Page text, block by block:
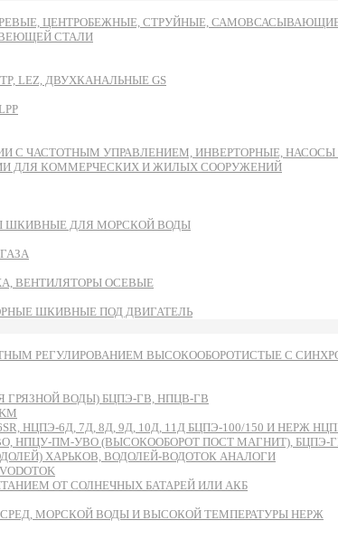
ЦЕНТРОБЕЖНЫЕ, СТРУЙНЫЕ, САМОВСАСЫВАЮЩИЕ
СТАЛИ
LEZ, ДВУХКАНАЛЬНЫЕ GS
С ЧАСТОТНЫМ УПРАВЛЕНИЕМ, ИНВЕРТОРНЫЕ,
ДЛЯ КОММЕРЧЕСКИХ И ЖИЛЫХ СООРУЖЕНИЙ
ШКИВНЫЕ ДЛЯ МОРСКОЙ ВОДЫ
ВЕНТИЛЯТОРЫ ОСЕВЫЕ
ШКИВНЫЕ ПОД ДВИГАТЕЛЬ
РЕГУЛИРОВАНИЕМ ВЫСОКООБОРОТИСТЫЕ С
ВОДЫ) БЦПЭ-ГВ, НПЦВ-ГВ
НЦПЭ-6Д, 7Д, 8Д, 9Д, 10Д, 11Д БЦПЭ-100/150 И НЕРЖ
ПМ-УВО (ВЫСОКООБОРОТ ПОСТ МАГНИТ), БЦПЭ-
ХАРЬКОВ, ВОДОЛЕЙ-ВОДОТОК АНАЛОГИ
ОТ СОЛНЕЧНЫХ БАТАРЕЙ ИЛИ АКБ
МОРСКОЙ ВОДЫ И ВЫСОКОЙ ТЕМПЕРАТУРЫ НЕРЖ